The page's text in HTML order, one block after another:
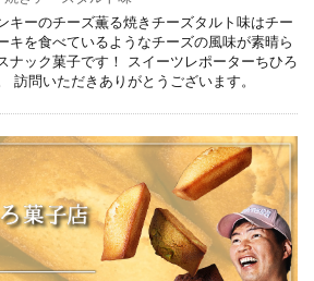
キーのチーズ薫る焼きチーズタルト味はチー
キを食べているようなチーズの風味が素晴ら
ナック菓子です！ スイーツレポーターちひろ
訪問いただきありがとうございます。